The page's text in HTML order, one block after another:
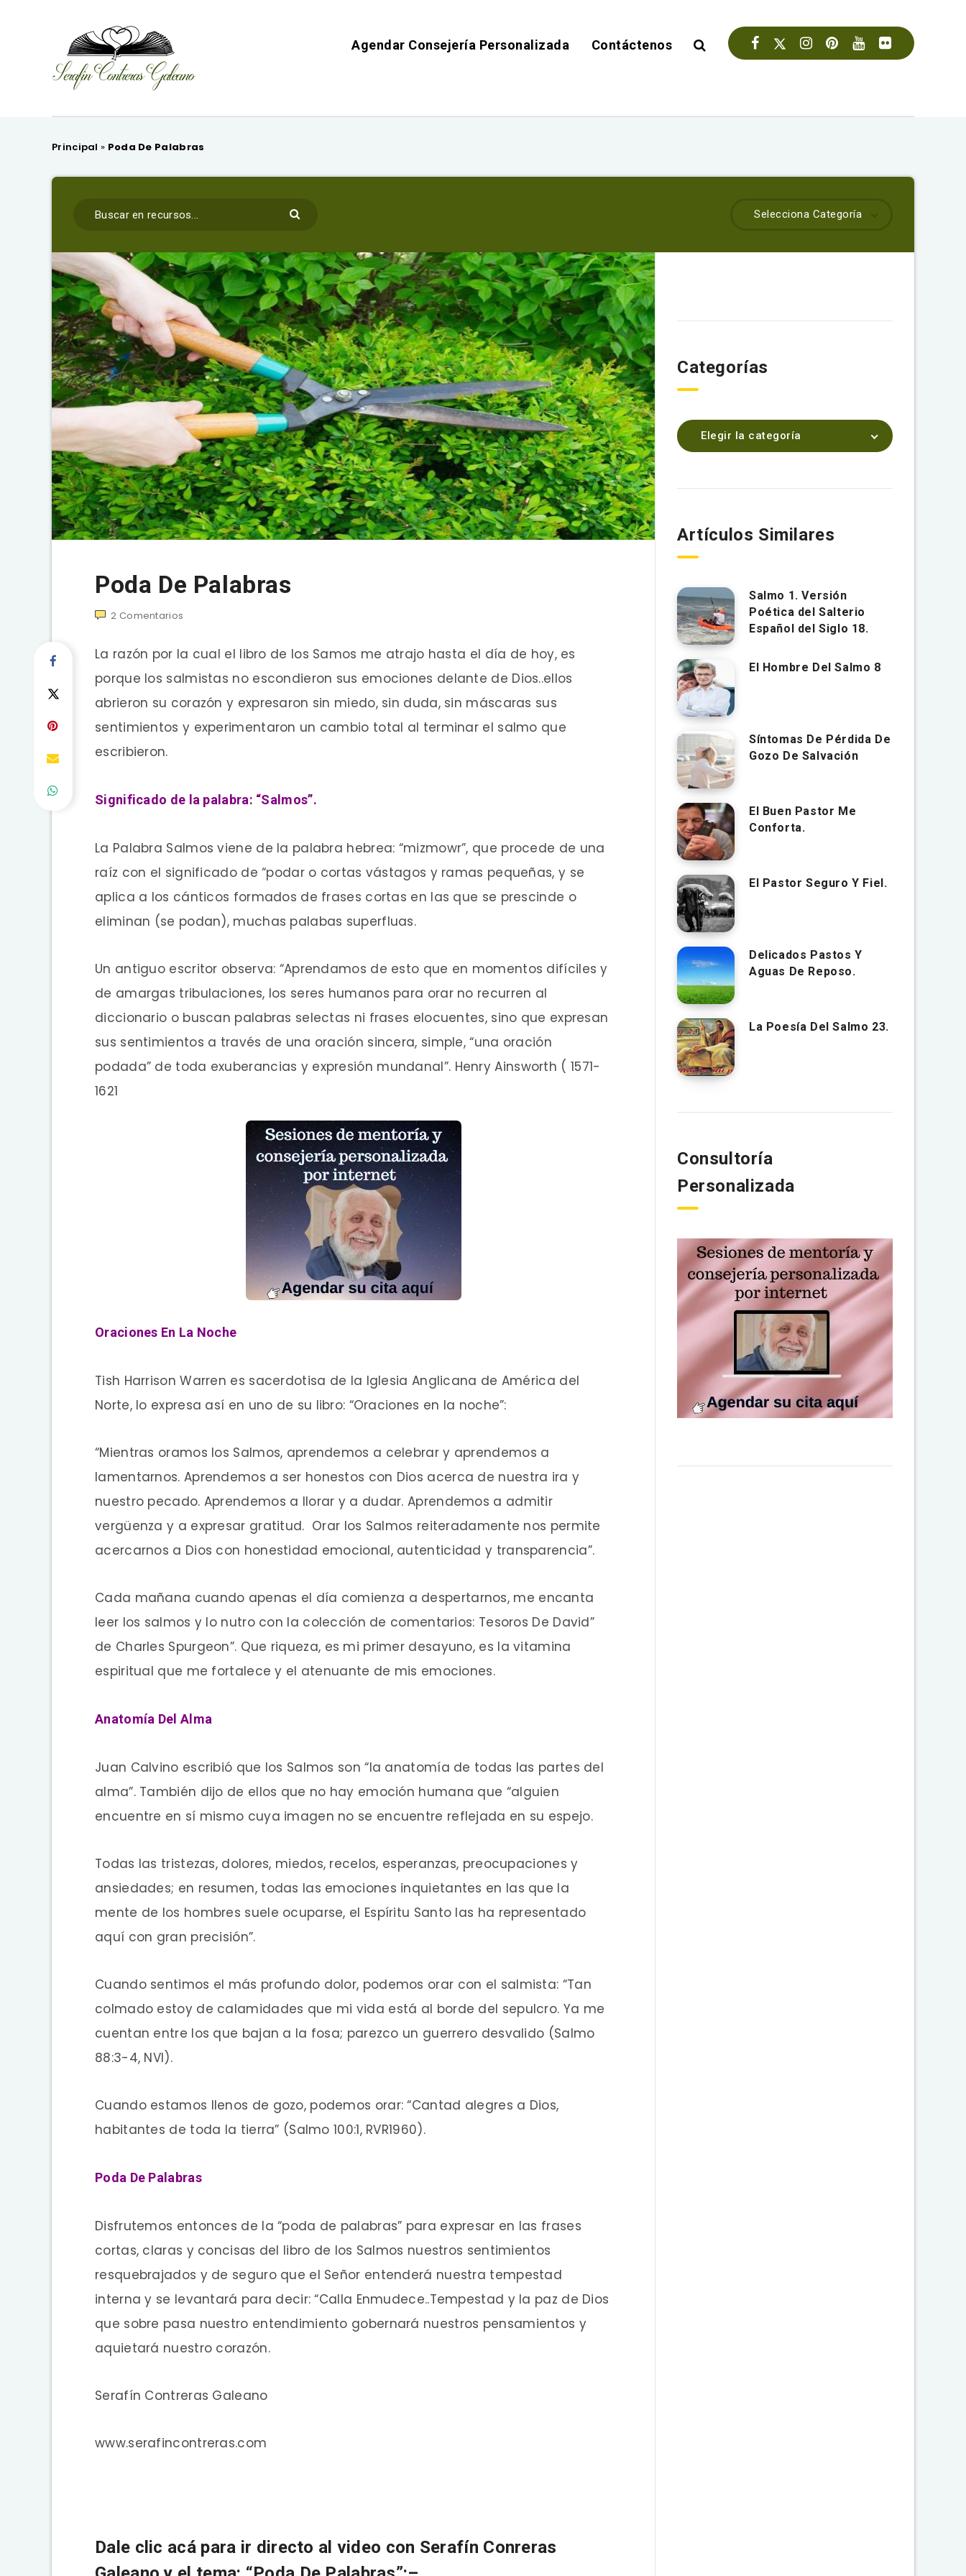
Agendar Consejería Personalizada Contáctenos
Principal » Poda De Palabras
Selecciona Categoría
Poda De Palabras
2 Comentarios
La razón por la cual el libro de los Samos me atrajo hasta el día de hoy, es
porque los salmistas no escondieron sus emociones delante de Dios..ellos
abrieron su corazón y expresaron sin miedo, sin duda, sin máscaras sus
sentimientos y experimentaron un cambio total al terminar el salmo que
escribieron.
Significado de la palabra: “Salmos”.
La Palabra Salmos viene de la palabra hebrea: “mizmowr”, que procede de una
raíz con el significado de “podar o cortas vástagos y ramas pequeñas, y se
aplica a los cánticos formados de frases cortas en las que se prescinde o
eliminan (se podan), muchas palabas superfluas.
Un antiguo escritor observa: “Aprendamos de esto que en momentos difíciles y
de amargas tribulaciones, los seres humanos para orar no recurren al
diccionario o buscan palabras selectas ni frases elocuentes, sino que expresan
sus sentimientos a través de una oración sincera, simple, “una oración
podada” de toda exuberancias y expresión mundanal”. Henry Ainsworth ( 1571-
1621
Oraciones En La Noche
Tish Harrison Warren es sacerdotisa de la Iglesia Anglicana de América del
Norte, lo expresa así en uno de su libro: “Oraciones en la noche”:
“Mientras oramos los Salmos, aprendemos a celebrar y aprendemos a
lamentarnos. Aprendemos a ser honestos con Dios acerca de nuestra ira y
nuestro pecado. Aprendemos a llorar y a dudar. Aprendemos a admitir
vergüenza y a expresar gratitud. Orar los Salmos reiteradamente nos permite
acercarnos a Dios con honestidad emocional, autenticidad y transparencia”.
Cada mañana cuando apenas el día comienza a despertarnos, me encanta
leer los salmos y lo nutro con la colección de comentarios: Tesoros De David”
de Charles Spurgeon”. Que riqueza, es mi primer desayuno, es la vitamina
espiritual que me fortalece y el atenuante de mis emociones.
Anatomía Del Alma
Juan Calvino escribió que los Salmos son “la anatomía de todas las partes del
alma”. También dijo de ellos que no hay emoción humana que “alguien
encuentre en sí mismo cuya imagen no se encuentre reflejada en su espejo.
Todas las tristezas, dolores, miedos, recelos, esperanzas, preocupaciones y
ansiedades; en resumen, todas las emociones inquietantes en las que la
mente de los hombres suele ocuparse, el Espíritu Santo las ha representado
aquí con gran precisión”.
Cuando sentimos el más profundo dolor, podemos orar con el salmista: “Tan
colmado estoy de calamidades que mi vida está al borde del sepulcro. Ya me
cuentan entre los que bajan a la fosa; parezco un guerrero desvalido (Salmo
88:3-4, NVI).
Cuando estamos llenos de gozo, podemos orar: “Cantad alegres a Dios,
habitantes de toda la tierra” (Salmo 100:1, RVR1960).
Poda De Palabras
Disfrutemos entonces de la “poda de palabras” para expresar en las frases
cortas, claras y concisas del libro de los Salmos nuestros sentimientos
resquebrajados y de seguro que el Señor entenderá nuestra tempestad
interna y se levantará para decir: “Calla Enmudece..Tempestad y la paz de Dios
que sobre pasa nuestro entendimiento gobernará nuestros pensamientos y
aquietará nuestro corazón.
Serafín Contreras Galeano
www.serafincontreras.com
Dale clic acá para ir directo al video con Serafín Conreras
Categorías
Elegir la categoría
Artículos Similares
Salmo 1. Versión
Poética del Salterio
Español del Siglo 18.
El Hombre Del Salmo 8
Síntomas De Pérdida De
Gozo De Salvación
El Buen Pastor Me
Conforta.
El Pastor Seguro Y Fiel.
Delicados Pastos Y
Aguas De Reposo.
La Poesía Del Salmo 23.
Consultoría
Personalizada